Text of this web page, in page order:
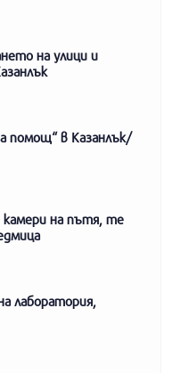
на улици и
помощ“ в Казанлък/
на пътя, те
лаборатория,